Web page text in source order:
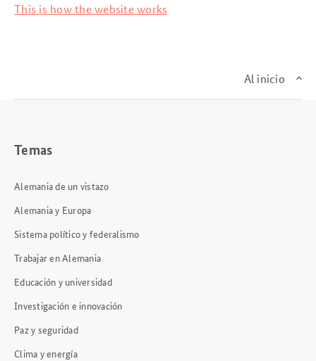
This is how the website works
Al inicio
Temas
Alemania de un vistazo
Alemania y Europa
Sistema político y federalismo
Trabajar en Alemania
Educación y universidad
Investigación e innovación
Paz y seguridad
Clima y energía